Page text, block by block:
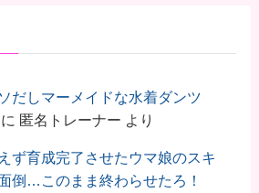
だしマーメイドな水着ダンツ
に 匿名トレーナー より
ず育成完了させたウマ娘のスキ
倒…このまま終わらせたろ！